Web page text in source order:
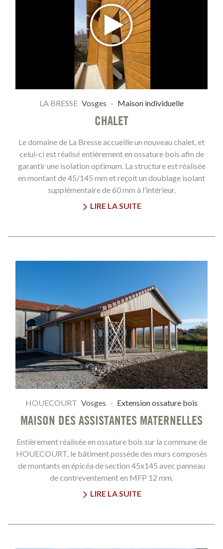
LA BRESSE Vosges - Maison individuelle
CHALET
Le domaine de La Bresse accueille un nouveau chalet, et
celui-ci est réalisé entièrement en ossature bois afin de
garantir une isolation optimum. La structure est réalisée
en montant de 45/145 mm et reçoit un doublage isolant
supplémentaire de 60 mm à l’intérieur.
LIRE LA SUITE
HOUECOURT Vosges - Extension ossature bois
MAISON DES ASSISTANTES MATERNELLES
Entièrement réalisée en ossature bois sur la commune de
HOUECOURT, le bâtiment possède des murs composés
de montants en épicéa de section 45x145 avec panneau
de contreventement en MFP 12 mm.
LIRE LA SUITE